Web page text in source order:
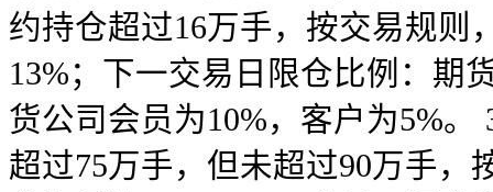
约持仓超过16万手，按交易规则
13%；下一交易日限仓比例：期
货公司会员为10%，客户为5%。
超过75万手，但未超过90万手，